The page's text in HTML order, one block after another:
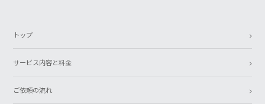
トップ
サービス内容と料金
ご依頼の流れ